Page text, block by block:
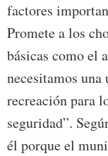
factores
Promete a los
básicas como el
necesitamos
recreación para
seguridad”.
él porque el